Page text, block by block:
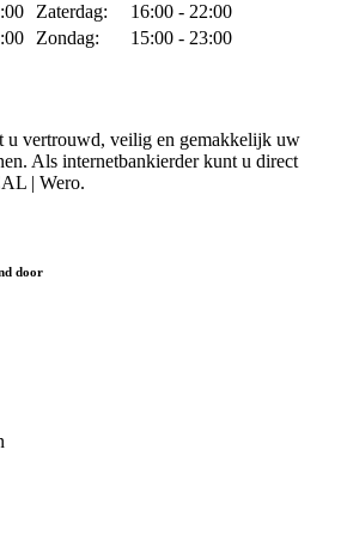
Zaterdag:
16:00 - 22:00
Zondag:
15:00 - 23:00
vertrouwd, veilig en gemakkelijk uw
Als internetbankierder kunt u direct
| Wero.
door